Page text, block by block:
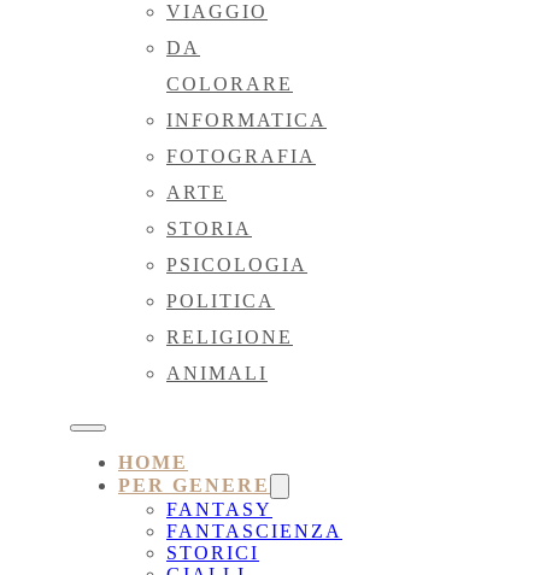
VIAGGIO
DA
COLORARE
INFORMATICA
FOTOGRAFIA
ARTE
STORIA
PSICOLOGIA
POLITICA
RELIGIONE
ANIMALI
HOME
PER GENERE
FANTASY
FANTASCIENZA
STORICI